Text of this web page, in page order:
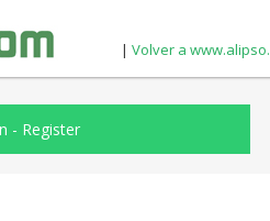
| Volver a
- Register